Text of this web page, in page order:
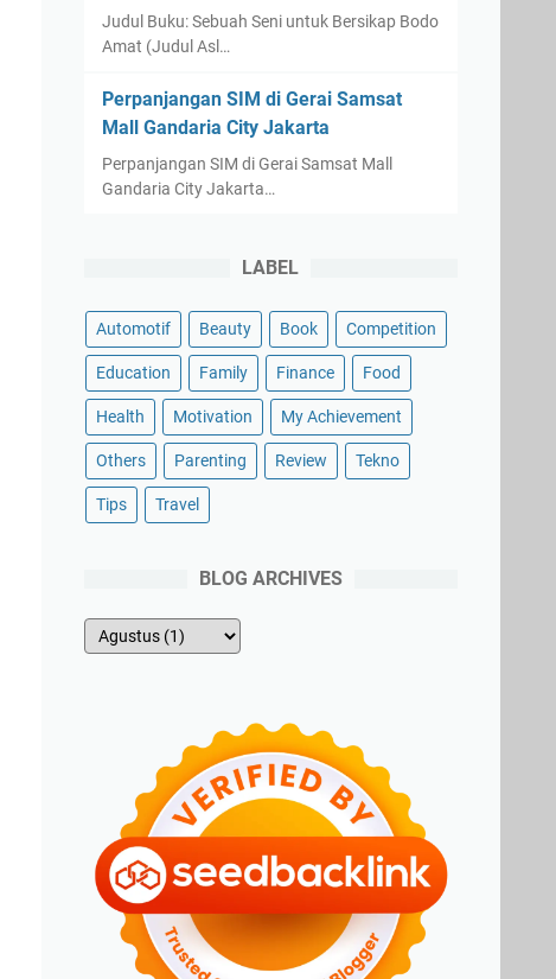
Judul Buku: Sebuah Seni untuk Bersikap Bodo
Amat (Judul Asl…
Perpanjangan SIM di Gerai Samsat
Mall Gandaria City Jakarta
Perpanjangan SIM di Gerai Samsat Mall
Gandaria City Jakarta…
LABEL
Automotif Beauty Book Competition
Education Family Finance Food
Health Motivation My Achievement
Others Parenting Review Tekno
Tips Travel
BLOG ARCHIVES